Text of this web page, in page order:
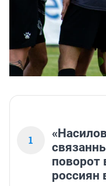
1
поворот
россиян